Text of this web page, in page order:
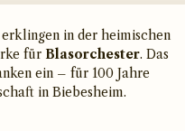
in der heimischen
für Blasorchester. Das
ein – für 100 Jahre
in Biebesheim.